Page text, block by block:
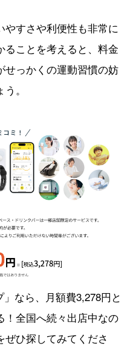
すさや利便性も非常に
ることを考えると、料金
せっかくの運動習慣の妨
。
なら、月額費3,278円と
！全国へ続々出店中なの
ひ探してみてくださ